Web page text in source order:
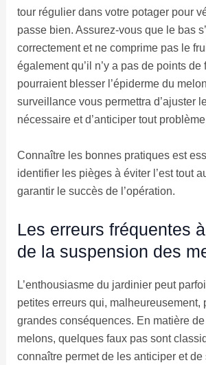
tour régulier dans votre potager pour
passe bien. Assurez-vous que le bas
correctement et ne comprime pas le
également qu’il n’y a pas de points de
pourraient blesser l’épiderme du
surveillance vous permettra d’ajuster
nécessaire et d’anticiper tout
Connaître les bonnes pratiques est
identifier les pièges à éviter l’est tout
garantir le succès de l’opération.
Les erreurs fréquentes
de la suspension des
L’enthousiasme du jardinier peut
petites erreurs qui, malheureusement,
grandes conséquences. En matière
melons, quelques faux pas sont
connaître permet de les anticiper et de